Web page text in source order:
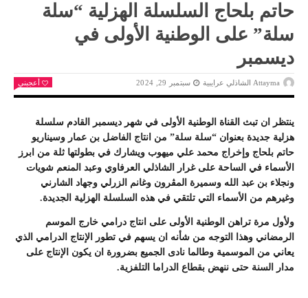
حاتم بلحاج السلسلة الهزلية “سلة
سلة” على الوطنية الأولى في
ديسمبر
Attayma الشاذلي عرايبية سبتمبر 29, 2024 أعجبني
ينتظر ان تبث القناة الوطنية الأولى في شهر ديسمبر القادم سلسلة
هزلية جديدة بعنوان “سلة سلة” من انتاج الفاضل بن عمار وسيناريو
حاتم بلحاج وإخراج محمد علي ميهوب ويشارك في بطولتها ثلة من ابرز
الأسماء في الساحة على غرار الشاذلي العرفاوي وعبد المنعم شويات
ونجلاء بن عبد الله وسميرة المڨرون وغانم الزرلي وجهاد الشارني
وغيرهم من الأسماء التي تلتقي في هذه السلسلة الهزلية الجديدة.
ولأول مرة تراهن الوطنية الأولى على انتاج درامي خارج الموسم
الرمضاني وهذا التوجه من شأنه ان يسهم في تطور الإنتاج الدرامي الذي
يعاني من الموسمية وطالما نادى الجميع بضرورة ان يكون الإنتاج على
مدار السنة حتى ننهض بقطاع الدراما التلفزية.